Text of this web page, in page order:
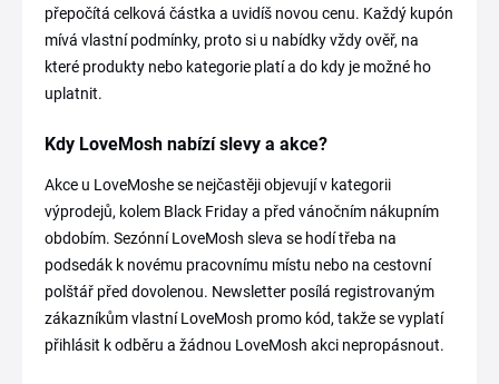
přepočítá celková částka a uvidíš novou cenu. Každý kupón
mívá vlastní podmínky, proto si u nabídky vždy ověř, na
které produkty nebo kategorie platí a do kdy je možné ho
uplatnit.
Kdy LoveMosh nabízí slevy a akce?
Akce u LoveMoshe se nejčastěji objevují v kategorii
výprodejů, kolem Black Friday a před vánočním nákupním
obdobím. Sezónní LoveMosh sleva se hodí třeba na
podsedák k novému pracovnímu místu nebo na cestovní
polštář před dovolenou. Newsletter posílá registrovaným
zákazníkům vlastní LoveMosh promo kód, takže se vyplatí
přihlásit k odběru a žádnou LoveMosh akci nepropásnout.